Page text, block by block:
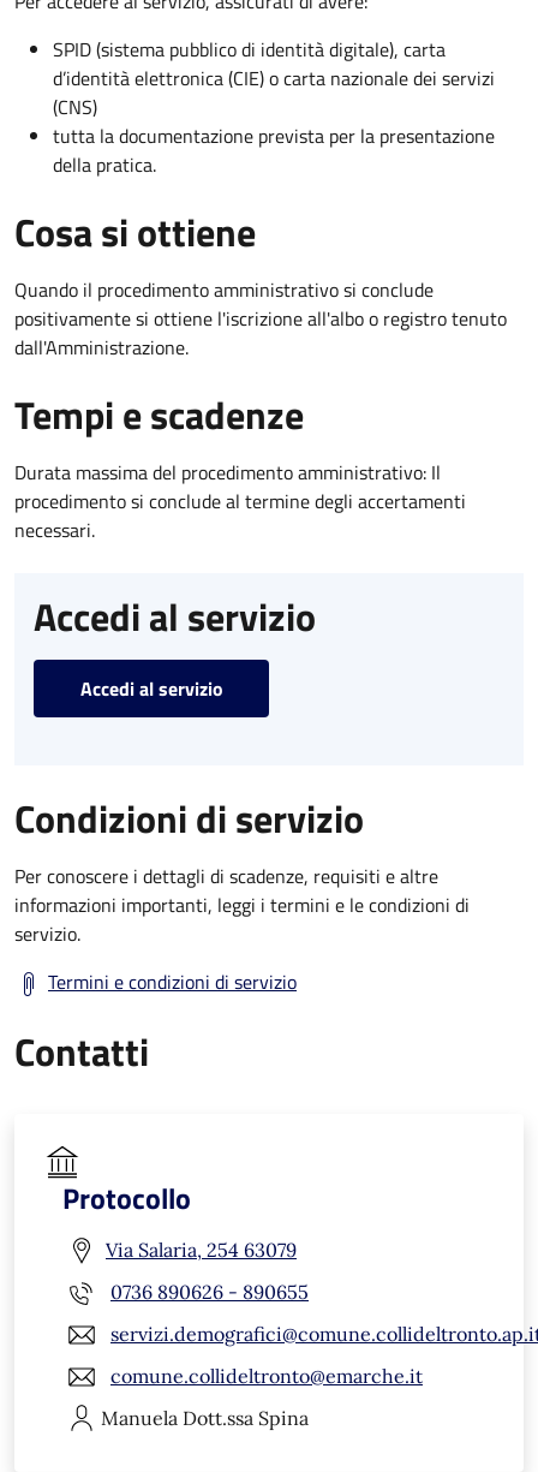
SPID (sistema pubblico di identità digitale), carta
d’identità elettronica (CIE) o carta nazionale dei servizi
(CNS)
tutta la documentazione prevista per la presentazione
della pratica.
Cosa si ottiene
Quando il procedimento amministrativo si conclude
positivamente si ottiene l'iscrizione all'albo o registro tenuto
dall'Amministrazione.
Tempi e scadenze
Durata massima del procedimento amministrativo: Il
procedimento si conclude al termine degli accertamenti
necessari.
Accedi al servizio
Accedi al servizio
Condizioni di servizio
Per conoscere i dettagli di scadenze, requisiti e altre
informazioni importanti, leggi i termini e le condizioni di
servizio.
Termini e condizioni di servizio
Contatti
Protocollo
Via Salaria, 254 63079
0736 890626 - 890655
comune.collideltronto@emarche.it
Manuela Dott.ssa Spina